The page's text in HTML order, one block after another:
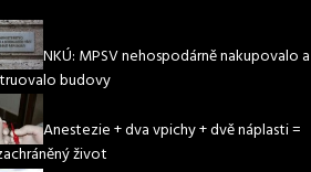
NKÚ: MPSV nehospodárně nakupovalo a
budovy
Anestezie + dva vpichy + dvě náplasti =
život